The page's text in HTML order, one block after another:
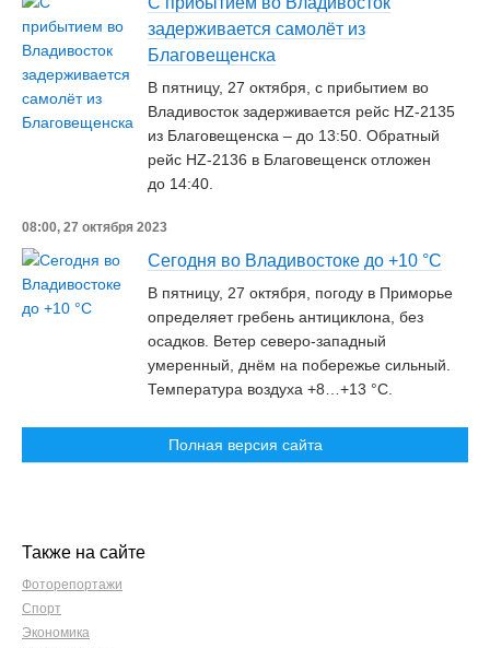
задерживается самолёт из
Благовещенска
В пятницу, 27 октября, с прибытием во
Владивосток задерживается рейс HZ-2135
из Благовещенска – до 13:50. Обратный
рейс HZ-2136 в Благовещенск отложен
до 14:40.
08:00, 27 октября 2023
Сегодня во Владивостоке до +10 °C
В пятницу, 27 октября, погоду в Приморье
определяет гребень антициклона, без
осадков. Ветер северо-западный
умеренный, днём на побережье сильный.
Температура воздуха +8…+13 °C.
Полная версия сайта
Также на сайте
Фоторепортажи
Спорт
Экономика